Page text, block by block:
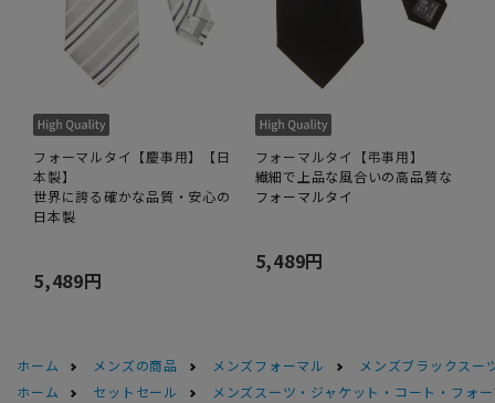
フォーマルタイ【慶事用】【日
本製】
世界に誇る確かな品質・安心の
日本製
5,489円
フォーマルタイ【弔事用】
繊細で上品な風合いの高品質な
フォーマルタイ
5,489円
ホーム メンズの商品 メンズフォーマル
メンズブラックスー
ホーム
セットセール メンズスーツ・ジャケット・コート・フォ